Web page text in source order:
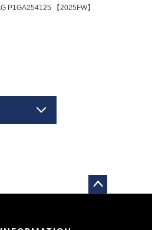
P1GA254125 【2025FW】